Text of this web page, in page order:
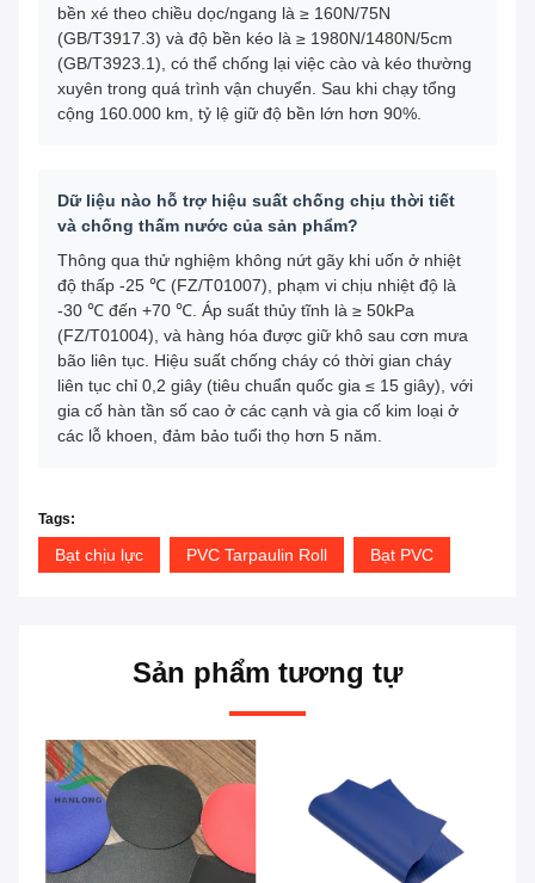
bền xé theo chiều dọc/ngang là ≥ 160N/75N
(GB/T3917.3) và độ bền kéo là ≥ 1980N/1480N/5cm
(GB/T3923.1), có thể chống lại việc cào và kéo thường
xuyên trong quá trình vận chuyển. Sau khi chạy tổng
cộng 160.000 km, tỷ lệ giữ độ bền lớn hơn 90%.
Dữ liệu nào hỗ trợ hiệu suất chống chịu thời tiết
và chống thấm nước của sản phẩm?
Thông qua thử nghiệm không nứt gãy khi uốn ở nhiệt
độ thấp -25 ℃ (FZ/T01007), phạm vi chịu nhiệt độ là
-30 ℃ đến +70 ℃. Áp suất thủy tĩnh là ≥ 50kPa
(FZ/T01004), và hàng hóa được giữ khô sau cơn mưa
bão liên tục. Hiệu suất chống cháy có thời gian cháy
liên tục chỉ 0,2 giây (tiêu chuẩn quốc gia ≤ 15 giây), với
gia cố hàn tần số cao ở các cạnh và gia cố kim loại ở
các lỗ khoen, đảm bảo tuổi thọ hơn 5 năm.
Tags:
Bạt chịu lực PVC Tarpaulin Roll Bạt PVC
Sản phẩm tương tự